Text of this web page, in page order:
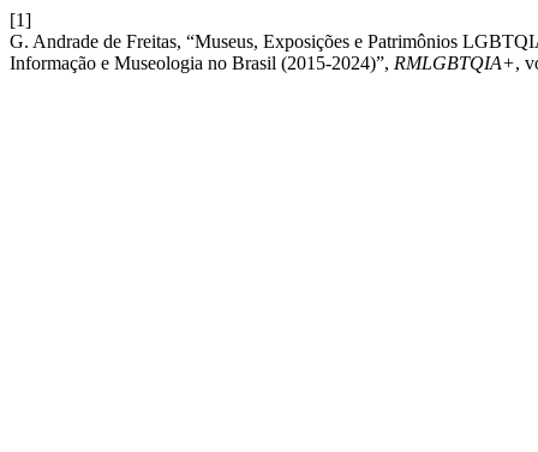
[1]
G. Andrade de Freitas, “Museus, Exposições e Patrimônios
Informação e Museologia no Brasil (2015-2024)”, RMLGBTQIA+,